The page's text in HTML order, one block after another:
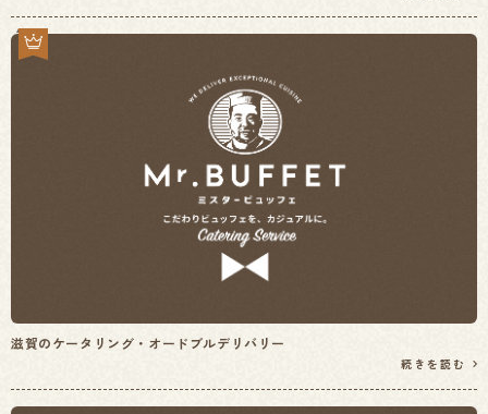
滋賀のケータリング・オードブルデリバリー
続きを読む